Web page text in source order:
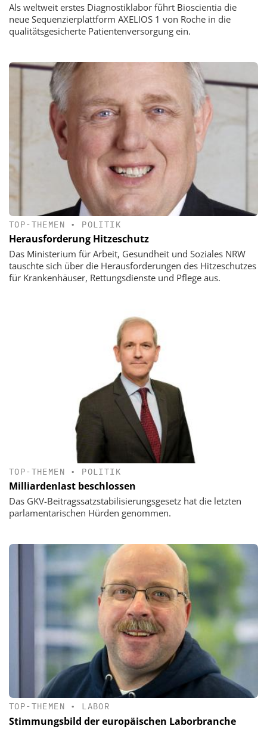
Als weltweit erstes Diagnostiklabor führt Bioscientia die
neue Sequenzierplattform AXELIOS 1 von Roche in die
qualitätsgesicherte Patientenversorgung ein.
TOP-THEMEN • POLITIK
Herausforderung Hitzeschutz
Das Ministerium für Arbeit, Gesundheit und Soziales NRW
tauschte sich über die Herausforderungen des Hitzeschutzes
für Krankenhäuser, Rettungsdienste und Pflege aus.
TOP-THEMEN • POLITIK
Milliardenlast beschlossen
Das GKV-Beitragssatzstabilisierungsgesetz hat die letzten
parlamentarischen Hürden genommen.
TOP-THEMEN • LABOR
Stimmungsbild der europäischen Laborbranche